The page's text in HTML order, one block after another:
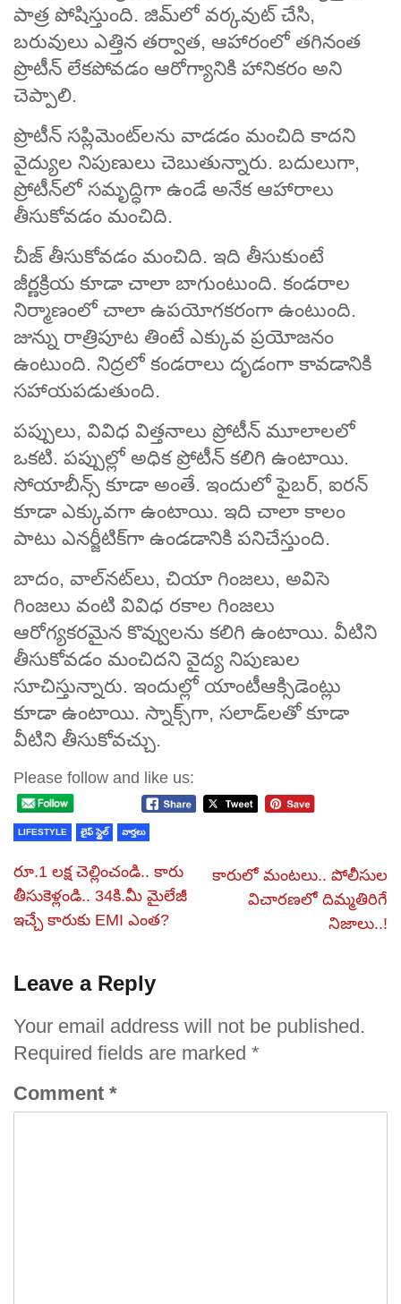
పాత్ర పోషిస్తుంది. జిమ్‌లో వర్కవుట్ చేసి,
బరువులు ఎత్తిన తర్వాత, ఆహారంలో తగినంత
ప్రొటీన్ లేకపోవడం ఆరోగ్యానికి హానికరం అని
చెప్పాలి.
ప్రొటీన్‌ సప్లిమెంట్‌లను వాడడం మంచిది కాదని
వైద్యుల నిపుణులు చెబుతున్నారు. బదులుగా,
ప్రోటీన్‌లో సమృద్ధిగా ఉండే అనేక ఆహారాలు
తీసుకోవడం మంచిది.
చీజ్ తీసుకోవడం మంచిది. ఇది తీసుకుంటే
జీర్ణక్రియ కూడా చాలా బాగుంటుంది. కండరాల
నిర్మాణంలో చాలా ఉపయోగకరంగా ఉంటుంది.
జున్ను రాత్రిపూట తింటే ఎక్కువ ప్రయోజనం
ఉంటుంది. నిద్రలో కండరాలు దృడంగా కావడానికి
సహాయపడుతుంది.
పప్పులు, వివిధ విత్తనాలు ప్రోటీన్ మూలాలలో
ఒకటి. పప్పుల్లో అధిక ప్రోటీన్ కలిగి ఉంటాయి.
సోయాబీన్స్ కూడా అంతే. ఇందులో ఫైబర్, ఐరన్
కూడా ఎక్కువగా ఉంటాయి. ఇది చాలా కాలం
పాటు ఎనర్జీటిక్‌గా ఉండడానికి పనిచేస్తుంది.
బాదం, వాల్‌నట్‌లు, చియా గింజలు, అవిసె
గింజలు వంటి వివిధ రకాల గింజలు
ఆరోగ్యకరమైన కొవ్వులను కలిగి ఉంటాయి. వీటిని
తీసుకోవడం మంచిదని వైద్య నిపుణుల
సూచిస్తున్నారు. ఇందుల్లో యాంటీఆక్సిడెంట్లు
కూడా ఉంటాయి. స్నాక్స్‌గా, సలాడ్‌లతో కూడా
వీటిని తీసుకోవచ్చు.
Please follow and like us:
LIFESTYLE లైఫ్ స్టైల్ వార్తలు
రూ.1 లక్ష చెల్లించండి.. కారు
తీసుకెళ్లండి.. 34కి.మీ మైలేజీ
ఇచ్చే కారుకు EMI ఎంత?
కారులో మంటలు.. పోలీసుల
విచారణలో దిమ్మతిరిగే
నిజాలు..!
Leave a Reply
Your email address will not be published.
Required fields are marked *
Comment *